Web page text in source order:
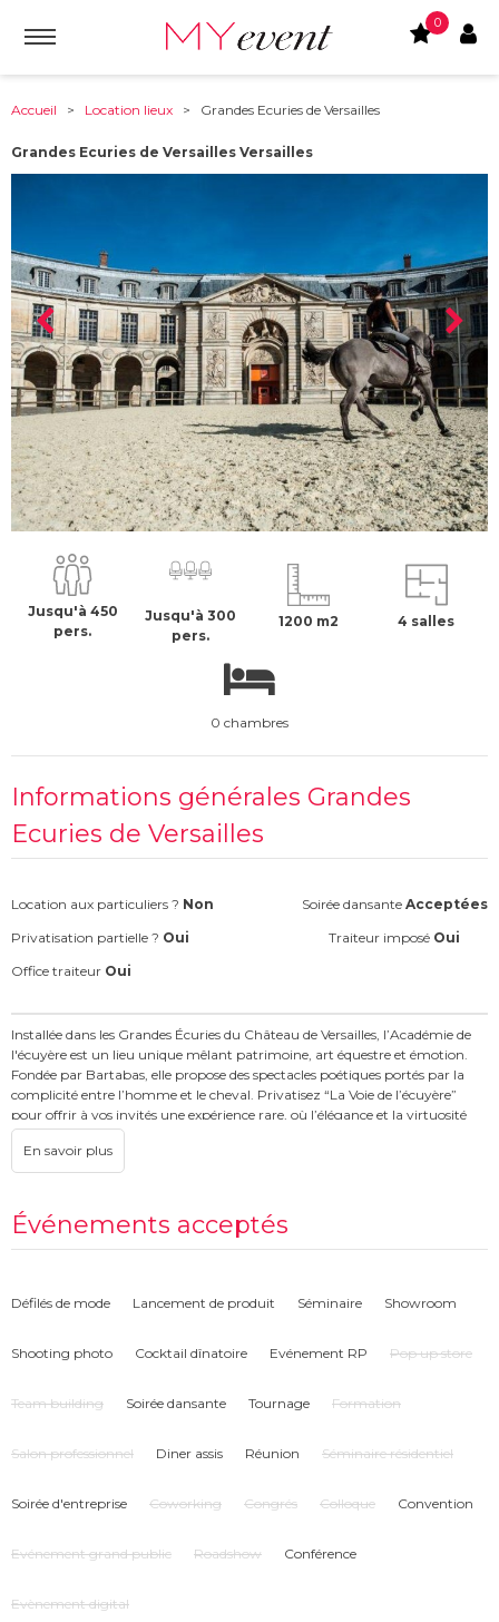
0
Accueil > Location lieux > Grandes Ecuries de Versailles
Grandes Ecuries de Versailles Versailles
78000-Versailles À partir de :
15000 €H.T
Jusqu'à 450
pers.
Jusqu'à 300
pers.
1200 m2 4 salles
0 chambres
Informations générales Grandes
Ecuries de Versailles
Location aux particuliers ? Non Soirée dansante Acceptées
Privatisation partielle ? Oui Traiteur imposé Oui
Office traiteur Oui
Installée dans les Grandes Écuries du Château de Versailles, l’Académie de
l'écuyère est un lieu unique mêlant patrimoine, art équestre et émotion.
Fondée par Bartabas, elle propose des spectacles poétiques portés par la
complicité entre l’homme et le cheval. Privatisez “La Voie de l’écuyère”
pour offrir à vos invités une expérience rare, où l’élégance et la virtuosité
prennent vie sous la majesté d’un lieu chargé d’histoire.
Privatisez le spectacle “La Voie de l’écuyère” dans le manège majestueux
chorégraphie équestre signée Bartabas offre un moment suspendu, entre
art, tradition et émotion. L’Académie dispose également de plusieurs salons
historiques, parfaits pour vos cocktails, dîners, conférences ou tournages
l'Académie de l'écuyère accueille vos réceptions professionnelles, soirées
un cadre hors du temps. Le manège se prête aussi aux tournages,
exclusive et sur mesure.
Événements acceptés
Défilés de mode Lancement de produit Séminaire Showroom
Shooting photo Cocktail dînatoire Evénement RP Pop up store
Team building Soirée dansante Tournage Formation
Salon professionnel Diner assis Réunion Séminaire résidentiel
Soirée d'entreprise Coworking Congrés Colloque Convention
Evénement grand public Roadshow Conférence
Evènement digital